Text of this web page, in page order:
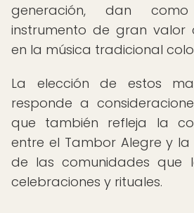
generación, dan
instrumento de gran valor
en la música tradicional
La elección de estos
responde a
que también refleja la
entre el Tambor Alegre y
de las comunidades que
celebraciones y rituales.